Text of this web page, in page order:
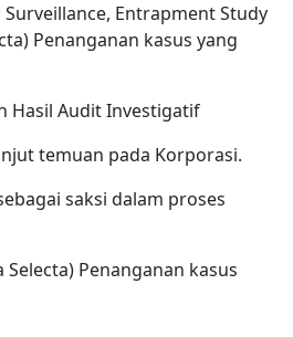
Entrapment Study
Penanganan kasus yang
Hasil Audit Investigatif
temuan pada Korporasi.
saksi dalam proses
Selecta) Penanganan kasus